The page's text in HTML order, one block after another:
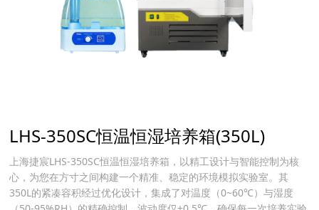
LHS-350SC恒温恒湿培养箱(350L)
上海捷宸LHS-350SC恒温恒湿培养箱，以精工设计与智能控制为核
心，为您在方寸之间构建一个精准、稳定的环境模拟实验室。其
350L的紧凑容积经过优化设计，集成了对温度（0~60℃）与湿度